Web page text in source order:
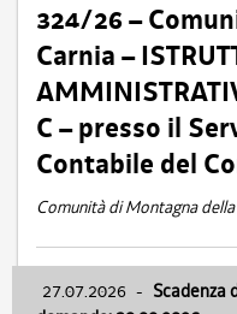
324/26 –
Carnia –
C – presso il
Contabile del
Comunità di Montagna della
27.07.2026 - Scadenza